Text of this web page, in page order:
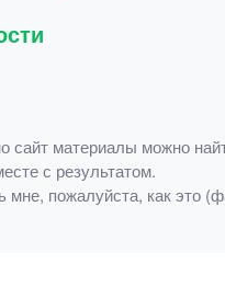
материалы можно
с результатом.
мне, пожалуйста, как это